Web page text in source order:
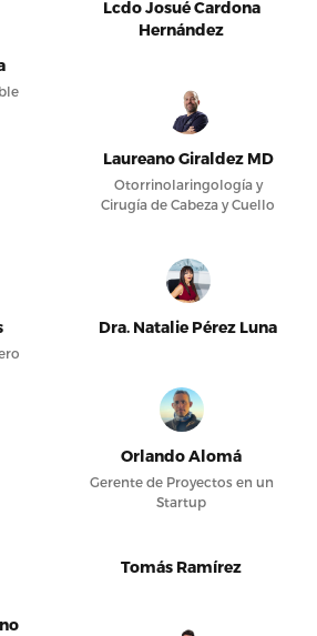
Lcdo Josué Cardona
Hernández
Laureano Giraldez MD
Otorrinolaringología y
Cirugía de Cabeza y Cuello
Dra. Natalie Pérez Luna
Orlando Alomá
Gerente de Proyectos en un
Startup
Tomás Ramírez